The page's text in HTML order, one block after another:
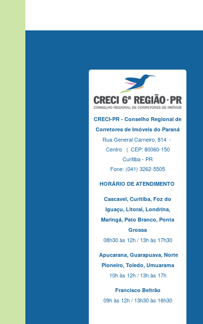
CRECI-PR - Conselho Regional de
Corretores de Imóveis do Paraná
Rua General Carneiro, 814 -
Centro | CEP: 80060-150
Curitiba - PR
Fone: (041) 3262-5505
HORÁRIO DE ATENDIMENTO
Cascavel, Curitiba, Foz do
Iguaçu, Litoral, Londrina,
Maringá, Pato Branco, Ponta
Grossa
08h30 às 12h / 13h às 17h30
Apucarana, Guarapuava, Norte
Pioneiro, Toledo, Umuarama
10h às 12h / 13h às 17h
Francisco Beltrão
09h às 12h / 13h30 às 16h30